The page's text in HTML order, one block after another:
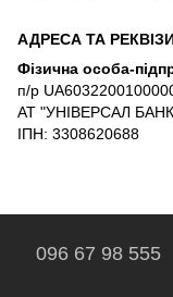
АДРЕСА ТА
Фізична особа-
п/р
АТ "УНІВЕРСАЛ
ІПН: 3308620688
096 67 98 555